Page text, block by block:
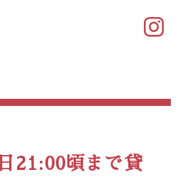
21:00頃まで貸